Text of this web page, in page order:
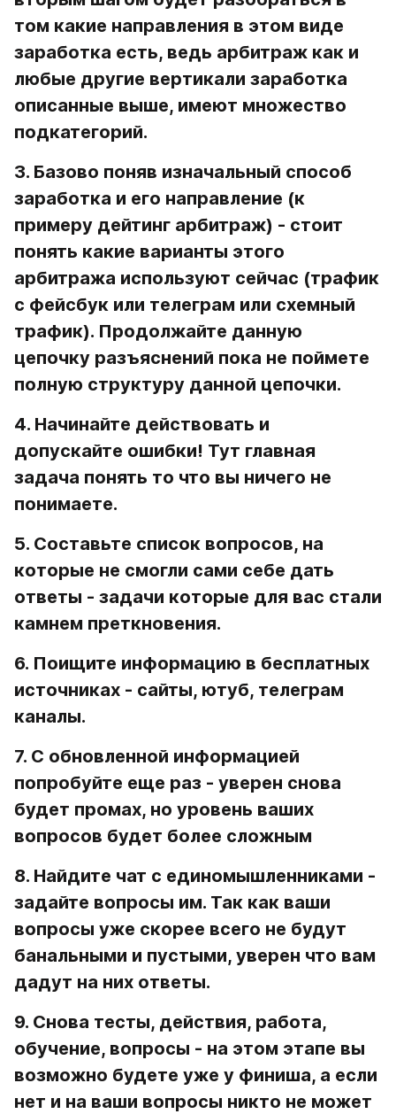
том какие направления в этом виде
заработка есть, ведь арбитраж как и
любые другие вертикали заработка
описанные выше, имеют множество
подкатегорий.
3. Базово поняв изначальный способ
заработка и его направление (к
примеру дейтинг арбитраж) - стоит
понять какие варианты этого
арбитража используют сейчас (трафик
с фейсбук или телеграм или схемный
трафик). Продолжайте данную
цепочку разъяснений пока не поймете
полную структуру данной цепочки.
4. Начинайте действовать и
допускайте ошибки! Тут главная
задача понять то что вы ничего не
понимаете.
5. Составьте список вопросов, на
которые не смогли сами себе дать
ответы - задачи которые для вас стали
камнем преткновения.
6. Поищите информацию в бесплатных
источниках - сайты, ютуб, телеграм
каналы.
попробуйте еще раз - уверен снова
будет промах, но уровень ваших
вопросов будет более сложным
8. Найдите чат с единомышленниками -
задайте вопросы им. Так как ваши
вопросы уже скорее всего не будут
банальными и пустыми, уверен что вам
дадут на них ответы.
9. Снова тесты, действия, работа,
обучение, вопросы - на этом этапе вы
возможно будете уже у финиша, а если
нет и на ваши вопросы никто не может